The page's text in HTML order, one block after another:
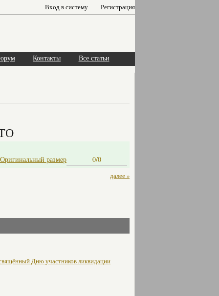
Вход в систему Регистрация
Контакты Все статьи
0/0
Оригинальный размер
далее »
Дню участников ликвидации